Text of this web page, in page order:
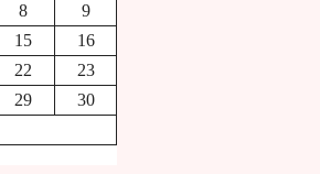
8
9
15
16
22
23
29
30